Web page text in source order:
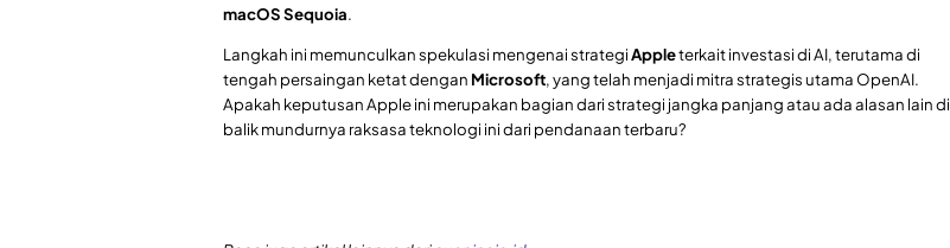
macOS Sequoia.
Langkah ini memunculkan spekulasi mengenai strategiAppleterkait investasi di AI, terutama di
tengah persaingan ketat dengan Microsoft, yang telah menjadi mitra strategis utama OpenAI.
Apakah keputusan Apple ini merupakan bagian dari strategi jangka panjang atau ada alasan lain di
balik mundurnya raksasa teknologi ini dari pendanaan terbaru?